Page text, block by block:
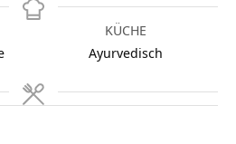
KÜCHE
Ayurvedisch